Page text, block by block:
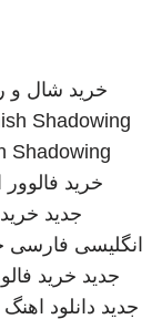
خرید شال و
Shadowing
Shadowing
خرید فالوور
جدید
انگلیسی فارسی
جدید خرید
جدید دانلود